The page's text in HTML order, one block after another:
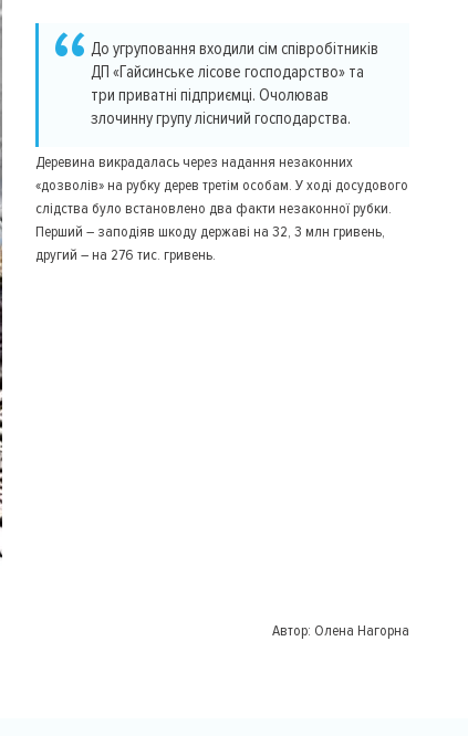
До угруповання входили сім співробітників
ДП «Гайсинське лісове господарство» та
три приватні підприємці. Очолював
злочинну групу лісничий господарства.
Деревина викрадалась через надання незаконних
«дозволів» на рубку дерев третім особам. У ході досудового
слідства було встановлено два факти незаконної рубки.
Перший – заподіяв шкоду державі на 32, 3 млн гривень,
другий – на 276 тис. гривень.
Автор: Олена Нагорна